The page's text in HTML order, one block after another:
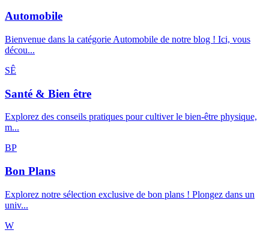
Automobile
Bienvenue dans la catégorie Automobile de notre blog ! Ici, vous
décou...
SÊ
Santé & Bien être
Explorez des conseils pratiques pour cultiver le bien-être physique,
m...
BP
Bon Plans
Explorez notre sélection exclusive de bon plans ! Plongez dans un
univ...
W